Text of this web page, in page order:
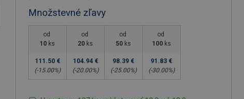
Množstevné zľavy
od
10 ks
111.50 €
(-15.00%)
od
20 ks
104.94 €
(-20.00%)
od
50 ks
98.39 €
(-25.00%)
od
100 ks
91.83 €
(-30.00%)